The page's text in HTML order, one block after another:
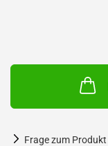
Frage zum Produkt